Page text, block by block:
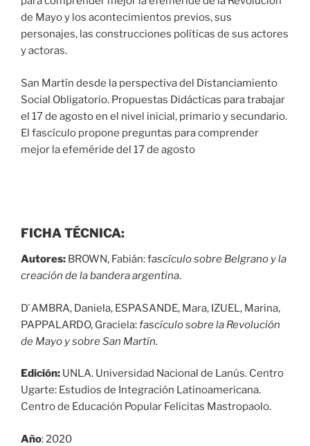
de Mayo y los acontecimientos previos, sus
personajes, las construcciones políticas de sus actores
y actoras.
San Martín desde la perspectiva del Distanciamiento
Social Obligatorio. Propuestas Didácticas para trabajar
el 17 de agosto en el nivel inicial, primario y secundario.
El fascículo propone preguntas para comprender
mejor la efeméride del 17 de agosto
FICHA TÉCNICA:
Autores: BROWN, Fabián: fascículo sobre Belgrano y la
creación de la bandera argentina.
D ́AMBRA, Daniela, ESPASANDE, Mara, IZUEL, Marina,
PAPPALARDO, Graciela:fascículo sobre la Revolución
de Mayo y sobre San Martín.
Edición: UNLA. Universidad Nacional de Lanús. Centro
Ugarte: Estudios de Integración Latinoamericana.
Centro de Educación Popular Felicitas Mastropaolo.
Año: 2020